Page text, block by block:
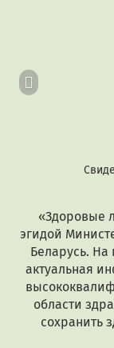
«Здоровые
эгидой
Беларусь. На
актуальная
области
сохранить